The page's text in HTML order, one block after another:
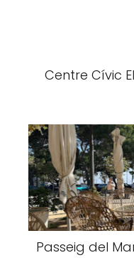
Centre Cívic
Passeig del